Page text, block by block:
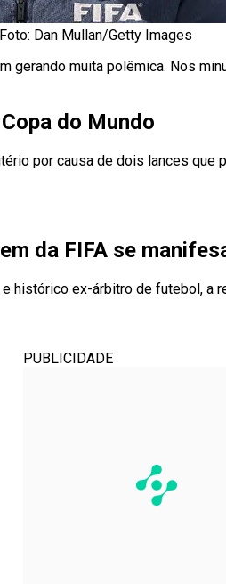
Dan Mullan/Getty Images
gerando muita polêmica. Nos
do Mundo
por causa de dois lances
da FIFA se
histórico ex-árbitro de futebol,
PUBLICIDADE